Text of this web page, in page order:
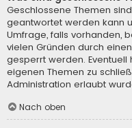
Geschlossene Themen
geantwortet werden kann
Umfrage, falls vorhanden,
vielen Gründen durch
gesperrt werden.
eigenen Themen zu
Administration erlaubt
Nach oben